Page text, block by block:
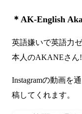
＊AK-English
英語嫌いで英語力
本人のAKANEさん!
Instagramの動画を
稿してくれます。